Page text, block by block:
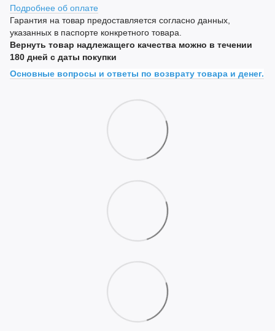
Подробнее об оплате
Гарантия на товар предоставляется согласно данных,
указанных в паспорте конкретного товара.
Вернуть товар надлежащего качества можно в течении
180 дней с даты покупки
Основные вопросы и ответы по возврату товара и денег.